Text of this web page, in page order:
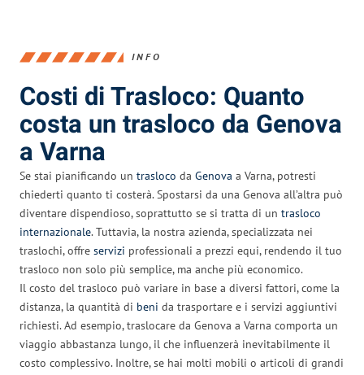
INFO
Costi di Trasloco: Quanto
costa un trasloco da Genova
a Varna
Se stai pianificando un trasloco da Genova a Varna, potresti
chiederti quanto ti costerà. Spostarsi da una Genova all’altra può
diventare dispendioso, soprattutto se si tratta di un trasloco
internazionale. Tuttavia, la nostra azienda, specializzata nei
traslochi, offre servizi professionali a prezzi equi, rendendo il tuo
trasloco non solo più semplice, ma anche più economico.
Il costo del trasloco può variare in base a diversi fattori, come la
distanza, la quantità di beni da trasportare e i servizi aggiuntivi
richiesti. Ad esempio, traslocare da Genova a Varna comporta un
viaggio abbastanza lungo, il che influenzerà inevitabilmente il
costo complessivo. Inoltre, se hai molti mobili o articoli di grandi